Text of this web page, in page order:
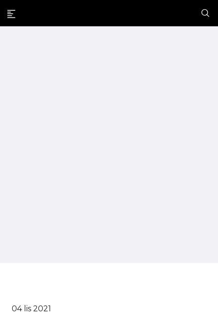
04 lis 2021